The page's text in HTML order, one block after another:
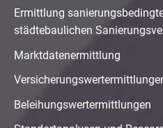
Ermittlung
städtebaulichen
Marktdatenermittlung
Beleihungswertermittlungen